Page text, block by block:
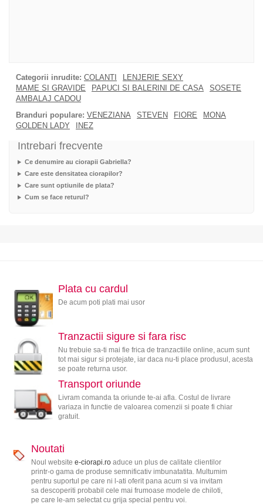
Categorii inrudite: COLANTI
LENJERIE SEXY
MAME SI GRAVIDE
PAPUCI SI BALERINI DE CASA
SOSETE
AMBALAJ CADOU
Branduri populare: VENEZIANA STEVEN FIORE
MONA
GOLDEN LADY
INEZ
Intrebari frecvente
Ce denumire au ciorapii Gabriella?
Care este densitatea ciorapilor?
Care sunt optiunile de plata?
Cum se face returul?
Plata cu cardul
De acum poti plati mai usor
Tranzactii sigure si fara risc
Nu trebuie sa-ti mai fie frica de tranzactiile online, acum sunt
tot mai sigur si protejate, iar daca nu-ti place produsul, acesta
se poate returna usor.
Transport oriunde
Livram comanda ta oriunde te-ai afla. Costul de livrare
variaza in functie de valoarea comenzii si poate fi chiar
gratuit.
Noutati
Noul website e-ciorapi.roaduce un plus de calitate clientilor
printr-o gama de produse semnificativ imbunatatita. Multumim
pentru suportul pe care ni l-ati oferit pana acum si va invitam
sa descoperiti probabil cele mai frumoase modele de chiloti,
pe care le-am selectat cu grija special pentru voi.